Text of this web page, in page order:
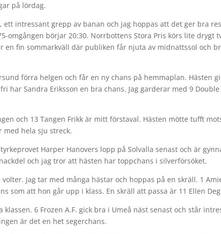
på lördag.
intressant grepp av banan och jag hoppas att det ger bra
omgången börjar 20:30. Norrbottens Stora Pris körs lite drygt
en fin sommarkväll där publiken får njuta av midnattssol och
förra helgen och får en ny chans på hemmaplan. Hästen
har Sandra Eriksson en bra chans. Jag garderar med 9
och 13 Tangen Frikk är mitt förstaval. Hästen mötte tufft
med hela sju streck.
Harper Hanovers lopp på Solvalla senast och är
och jag tror att hästen har toppchans i silverförsöket.
Jag tar med många hästar och hoppas på en skräll. 1
som att hon går upp i klass. En skräll att passa är 11 Ellen
klassen. 6 Frozen A.F. gick bra i Umeå näst senast och står
är det en het segerchans.